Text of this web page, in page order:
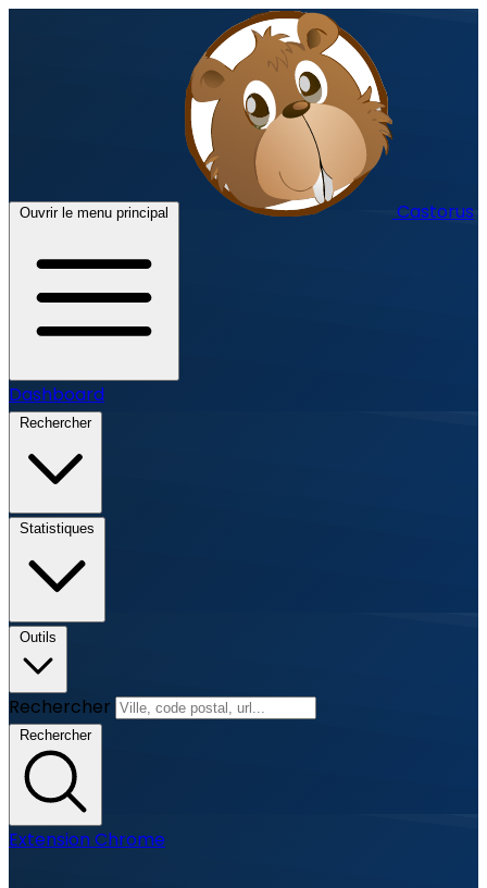
Ouvrir le menu principal Castorus
Dashboard
Rechercher
Statistiques
Outils
Rechercher
Rechercher
Extension Chrome